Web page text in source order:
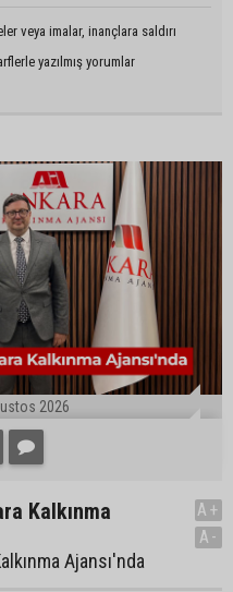
veya imalar, inançlara saldırı
yazılmış yorumlar
2026
Kalkınma
Ajansı'nda
A+
A-